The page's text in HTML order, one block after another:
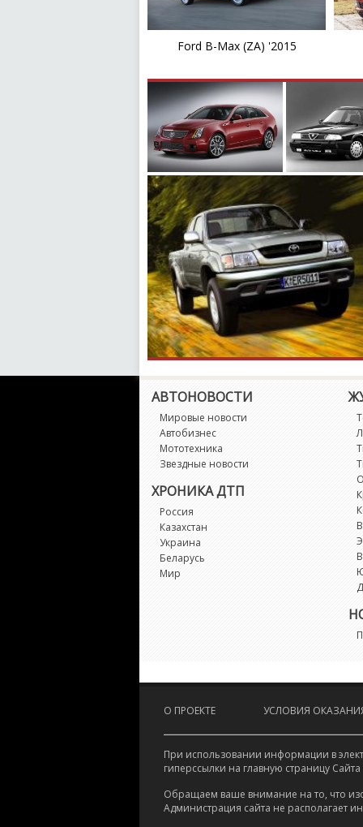
Ford B-Max (ZA) '2015
АВТОНОВОСТИ
Мировые новости
Автобизнес
Мототехника
Звездные новости
ХРОНИКА ДТП
Россия
Казахстан
Украина
Беларусь
Мир
О ПРОЕКТЕ УСЛОВИЯ
При использовании информации в
гиперссылки на главную страницу
Обращаем ваше внимание на то, что
Администрация сайта не располагает